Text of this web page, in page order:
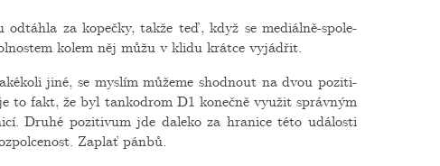
za ko­peč­ky, takže teď, když se me­di­ál­ně-spo­le­
kolem něj můžu v klidu krát­ce vy­já­d­řit.
jiné, se mys­lím mů­že­me shod­nout na dvou po­zi­ti­
to fakt, že byl tan­kodrom D1 ko­neč­ně vy­u­žit správ­ným
Druhé po­zi­ti­vum jde da­le­ko za hra­ni­ce této udá­los­ti
Za­plať pánbů.